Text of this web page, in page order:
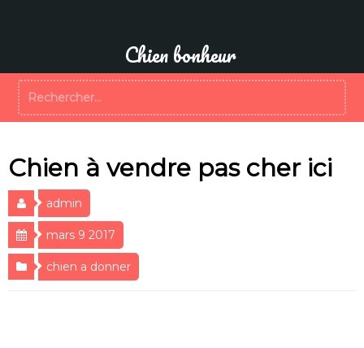
Chien bonheur
Chien à vendre pas cher ici
admin
mars 9 2017
chien a donner
Rechercher :